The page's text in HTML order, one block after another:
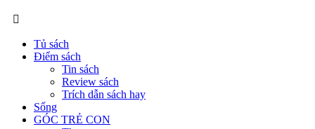
Tủ sách
Điểm sách
Tin sách
Review sách
Trích dẫn sách hay
Sống
GÓC TRẺ CON